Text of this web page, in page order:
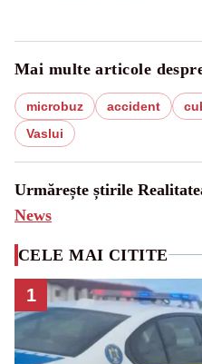
Mai multe articole
microbuz accident
Vaslui
Urmărește știrile
News
CELE MAI CITITE
1